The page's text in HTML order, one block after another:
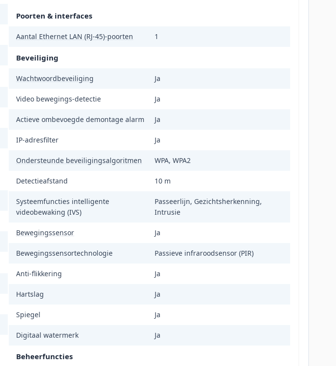
Poorten & interfaces
Aantal Ethernet LAN (RJ-45)-poorten 1
Beveiliging
Wachtwoordbeveiliging Ja
Video bewegings-detectie Ja
Actieve ombevoegde demontage alarm Ja
IP-adresfilter Ja
Ondersteunde beveiligingsalgoritmen WPA, WPA2
Detectieafstand 10 m
Systeemfuncties intelligente
videobewaking (IVS)
Passeerlijn, Gezichtsherkenning,
Intrusie
Bewegingssensor Ja
Bewegingssensortechnologie Passieve infraroodsensor (PIR)
Anti-flikkering Ja
Hartslag Ja
Spiegel Ja
Digitaal watermerk Ja
Beheerfuncties